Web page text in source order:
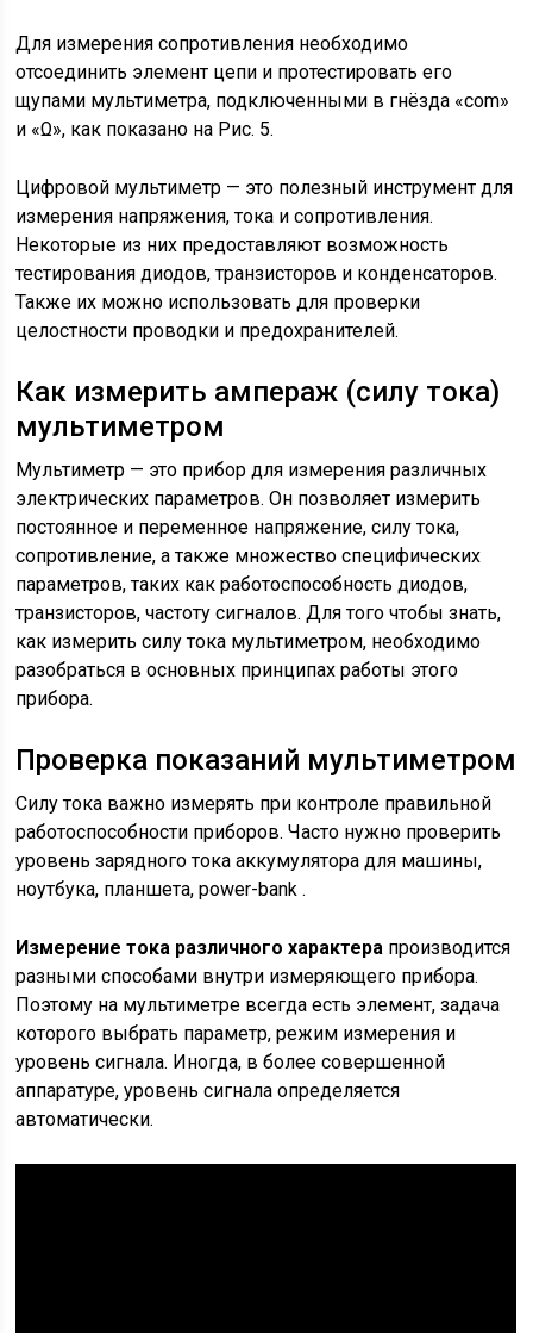
Для измерения сопротивления необходимо
отсоединить элемент цепи и протестировать его
щупами мультиметра, подключенными в гнёзда «com»
и «Ω», как показано на Рис. 5.
Цифровой мультиметр — это полезный инструмент для
измерения напряжения, тока и сопротивления.
Некоторые из них предоставляют возможность
тестирования диодов, транзисторов и конденсаторов.
Также их можно использовать для проверки
целостности проводки и предохранителей.
Как измерить ампераж (силу тока)
мультиметром
Мультиметр — это прибор для измерения различных
электрических параметров. Он позволяет измерить
постоянное и переменное напряжение, силу тока,
сопротивление, а также множество специфических
параметров, таких как работоспособность диодов,
транзисторов, частоту сигналов. Для того чтобы знать,
как измерить силу тока мультиметром, необходимо
разобраться в основных принципах работы этого
прибора.
Проверка показаний мультиметром
Силу тока важно измерять при контроле правильной
работоспособности приборов. Часто нужно проверить
уровень зарядного тока аккумулятора для машины,
ноутбука, планшета, power-bank .
Измерение тока различного характера производится
разными способами внутри измеряющего прибора.
Поэтому на мультиметре всегда есть элемент, задача
которого выбрать параметр, режим измерения и
уровень сигнала. Иногда, в более совершенной
аппаратуре, уровень сигнала определяется
автоматически.